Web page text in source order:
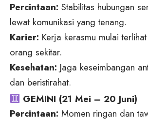
Percintaan: Stabilitas hubungan
lewat komunikasi yang tenang.
Karier: Kerja kerasmu mulai
orang sekitar.
Kesehatan: Jaga keseimbangan
dan beristirahat.
GEMINI (21 Mei – 20 Juni)
Percintaan: Momen ringan dan